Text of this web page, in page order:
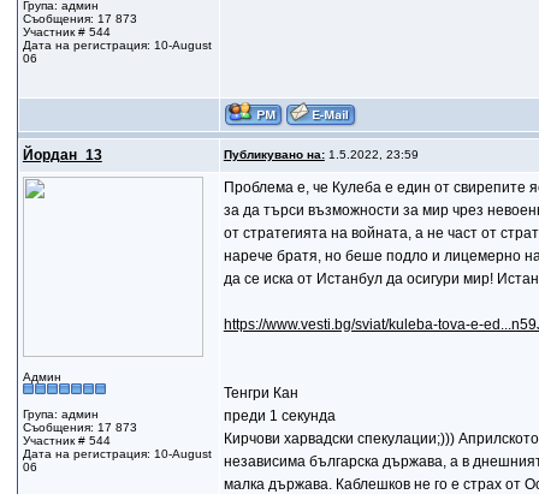
Група: админ
Съобщения: 17 873
Участник # 544
Дата на регистрация: 10-August
06
Йордан_13 Публикувано на:1.5.2022, 23:59
Админ
Група: админ
Съобщения: 17 873
Участник # 544
Дата на регистрация: 10-August
06
Проблема е, че Кулеба е един от свирепите
за да търси възможности за мир чрез
от стратегията на войната, а не част от
нарече братя, но беше подло и лицемерно
да се иска от Истанбул да осигури мир!
https://www.vesti.bg/sviat/kuleba-tova-e-
Тенгри Кан
преди 1 секунда
Кирчови харвадски спекулации;)))
независима българска държава, а в
малка държава. Каблешков не го е страх от